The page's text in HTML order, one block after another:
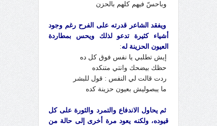
وباحسّ فيهم كلهم بالحزن
ويفقد الشاعر قدرته على الفرح رغم وجود
أشياء كثيرة تدعو لذلك ويحس بمطاردة
العيون الحزينة له:
إيش تطلبي يا نفس فوق كل ده
حظك بيضحك وانتي متنكده
ردت قالت لي النفس : قول للبشر
ما يبصوليش بعيون حزينة كده
ثم يحاول الاندفاع والتمرد والثورة على كل
قيوده، ولكنه يعود مرة أخرى إلى حالة من